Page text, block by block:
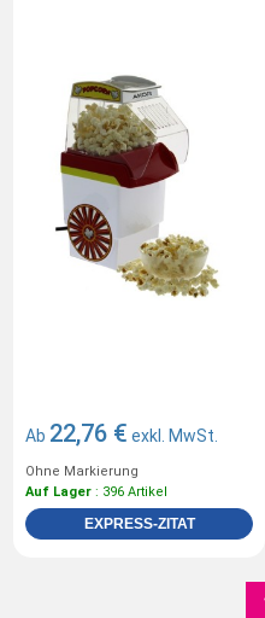
Ab 22,76 € exkl. MwSt.
Ohne Markierung
Auf Lager : 396 Artikel
EXPRESS-ZITAT